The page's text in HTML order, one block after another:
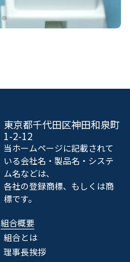
東京都千代田区神田和泉町
1-2-12
当ホームページに記載されて
いる会社名・製品名・システ
ム名などは、
各社の登録商標、もしくは商
標です。
組合概要
組合とは
理事長挨拶